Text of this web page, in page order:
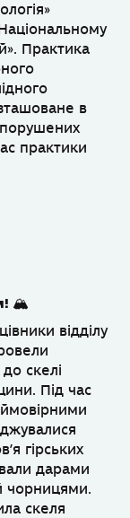
Практика
в
практики
🏔
відділу
скелі
Під час
гірських
дарами
чорницями.
скеля